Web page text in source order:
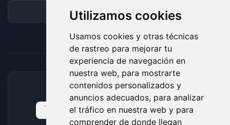
Utilizamos cookies
Usamos cookies y otras técnicas
de rastreo para mejorar tu
experiencia de navegación en
nuestra web, para mostrarte
contenidos personalizados y
anuncios adecuados, para analizar
el tráfico en nuestra web y para
comprender de donde llegan
Foro
MÉTODOS DE PAGO ACEPTADOS